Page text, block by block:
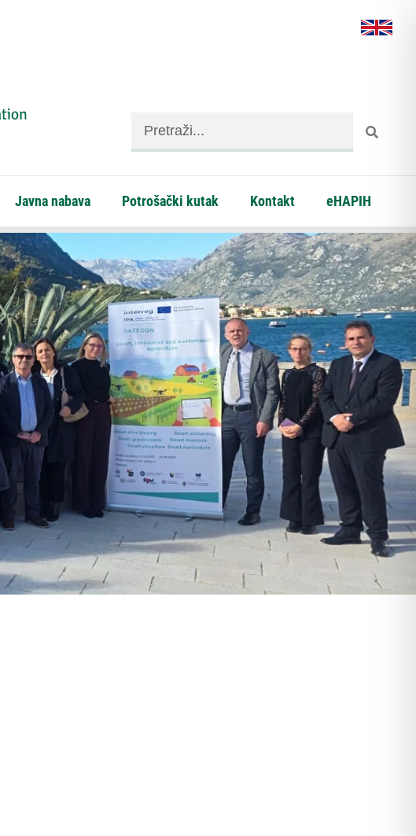
Javna nabava Potrošački kutak Kontakt eHAPIH